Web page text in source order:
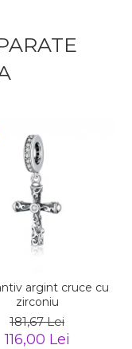
argint cruce cu
zirconiu
181,67 Lei
116,00 Lei